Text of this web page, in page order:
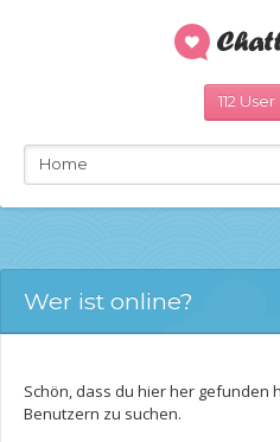
112
Home
Wer ist online?
Schön, dass du hier her gefunden
Benutzern zu suchen.